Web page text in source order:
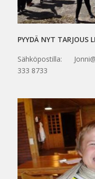
PYYDÄ NYT TARJOUS
Sähköpostilla:
333 8733